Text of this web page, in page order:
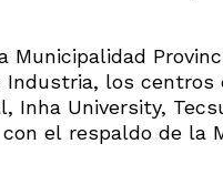
Industria, los
Inha University,
el respaldo de la